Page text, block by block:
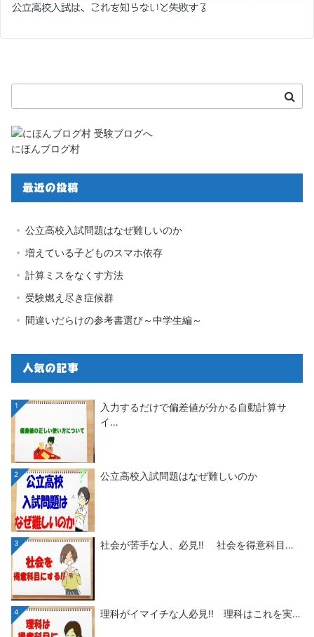
公立高校入試は、これを知らないと失敗する
にほんブログ村
最近の投稿
公立高校入試問題はなぜ難しいのか
増えている子どものスマホ依存
計算ミスをなくす方法
受験燃え尽き症候群
間違いだらけの参考書選び～中学生編～
人気の記事
1
入力するだけで偏差値が分かる自動計算サ
イ…
2 公立高校入試問題はなぜ難しいのか
3 社会が苦手な人、必見!! 社会を得意科目…
4 理科がイマイチな人必見!! 理科はこれを実…